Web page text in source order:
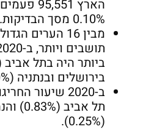
0.10% מסך הבדיקות.
בירושלים ובנתניה (0%).
ב-2020 שיעור
תל
(0.25%).